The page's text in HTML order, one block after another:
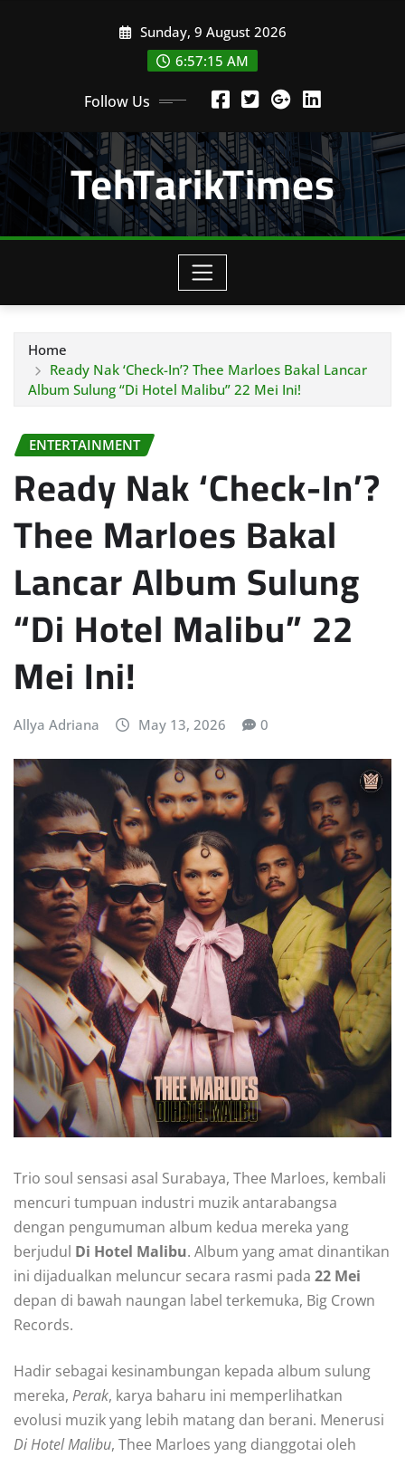
Sunday, 9 August 2026
6:57:17 AM
Follow Us
TehTarikTimes
Home
Ready Nak ‘Check-In’? Thee Marloes Bakal Lancar
Album Sulung “Di Hotel Malibu” 22 Mei Ini!
ENTERTAINMENT
Ready Nak ‘Check-In’?
Thee Marloes Bakal
Lancar Album Sulung
“Di Hotel Malibu” 22
Mei Ini!
Allya Adriana May 13, 2026 0
Trio soul sensasi asal Surabaya, Thee Marloes, kembali
mencuri tumpuan industri muzik antarabangsa
dengan pengumuman album kedua mereka yang
berjudul Di Hotel Malibu. Album yang amat dinantikan
ini dijadualkan meluncur secara rasmi pada 22 Mei
depan di bawah naungan label terkemuka, Big Crown
Records.
Hadir sebagai kesinambungan kepada album sulung
mereka, Perak, karya baharu ini memperlihatkan
evolusi muzik yang lebih matang dan berani. Menerusi
Di Hotel Malibu, Thee Marloes yang dianggotai oleh